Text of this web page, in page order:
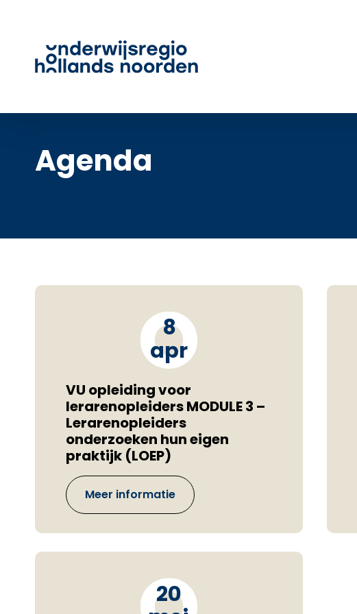
Agenda
8
apr
VU opleiding voor
lerarenopleiders MODULE 3 –
Lerarenopleiders
onderzoeken hun eigen
praktijk (LOEP)
Meer informatie
20